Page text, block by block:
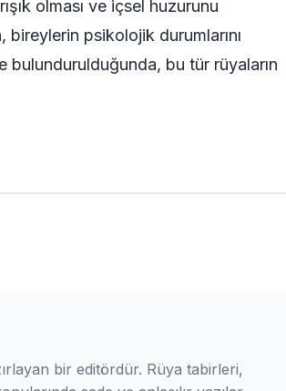
olması ve içsel huzurunu
bireylerin psikolojik durumlarını
bulundurulduğunda, bu tür rüyaların
bir editördür. Rüya tabirleri,